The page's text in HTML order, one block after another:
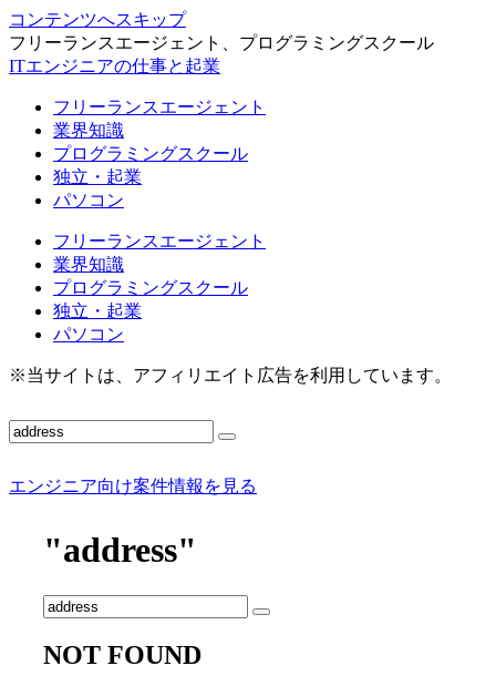
コンテンツへスキップ
フリーランスエージェント、プログラミングスクール
ITエンジニアの仕事と起業
フリーランスエージェント
業界知識
プログラミングスクール
独立・起業
パソコン
フリーランスエージェント
業界知識
プログラミングスクール
独立・起業
パソコン
※当サイトは、アフィリエイト広告を利用しています。
エンジニア向け案件情報を見る
"address"
NOT FOUND